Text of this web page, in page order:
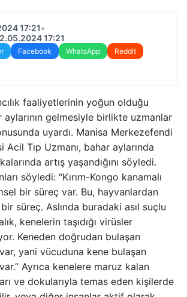
17:21•
17:21
Facebook WhatsApp
Reddit
faaliyetlerinin yoğun olduğu
aylarının gelmesiyle birlikte uzmanlar
uyardı. Manisa Merkezefendi
Acil Tıp Uzmanı, bahar aylarında
artış yaşandığını söyledi.
söyledi: “Kırım-Kongo kanamalı
bir süreç var. Bu, hayvanlardan
süreç. Aslında buradaki asıl suçlu
kenelerin taşıdığı virüsler
Keneden doğrudan bulaşan
yani vücuduna kene bulaşan
Ayrıca kenelere maruz kalan
ve dokularıyla temas eden kişilerde